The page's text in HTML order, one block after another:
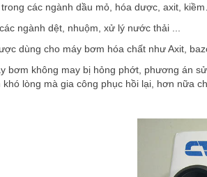
các ngành dầu mỏ, hóa dược, axit,
ngành dệt, nhuộm, xử lý nước thải ...
dùng cho máy bơm hóa chất như Axit,
bơm không may bị hỏng phớt, phương án
khó lòng mà gia công phục hồi lại, hơn nữa